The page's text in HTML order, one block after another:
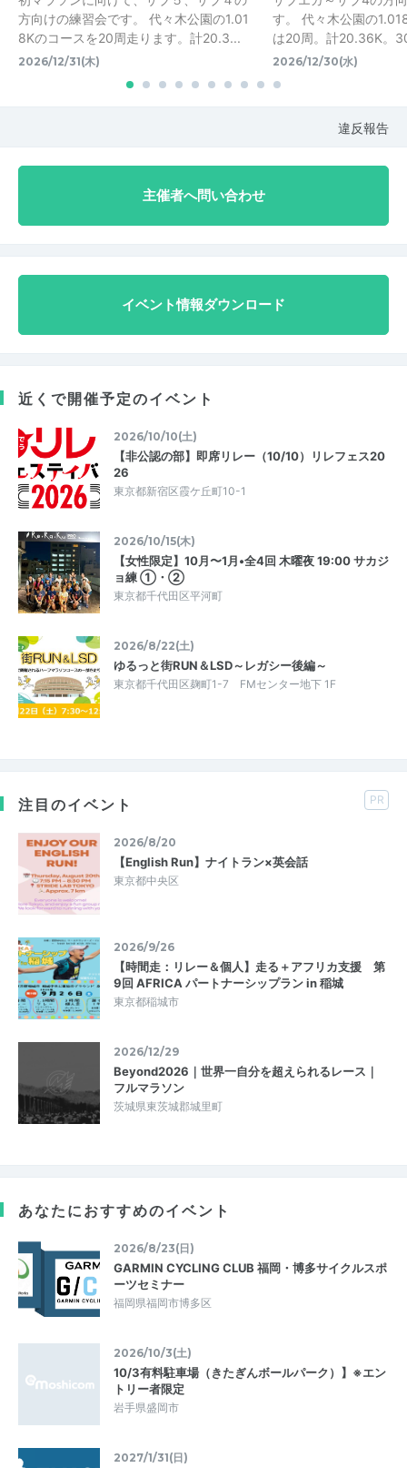
方向けの練習会です。 代々木公園の1.01
8Kのコースを20周走ります。計20.3...
2026/12/31(木)
す。 代々木公園の
は20周。計20.36K。
2026/12/30(水)
違反報告
主催者へ問い合わせ
イベント情報ダウンロード
近くで開催予定のイベント
2026/10/10(土)
【非公認の部】即席リレー（10/10）リレフェス20
26
東京都新宿区霞ケ丘町10-1
2026/10/15(木)
【女性限定】10月〜1月•全4回 木曜夜 19:00 サカジ
ョ練 ①・②
東京都千代田区平河町
2026/8/22(土)
ゆるっと街RUN＆LSD～レガシー後編～
東京都千代田区麹町1-7 FMセンター地下 1F
注目のイベント PR
2026/8/20
【English Run】ナイトラン×英会話
東京都中央区
2026/9/26
【時間走：リレー＆個人】走る＋アフリカ支援 第
9回 AFRICA パートナーシップラン in 稲城
東京都稲城市
2026/12/29
Beyond2026｜世界一自分を超えられるレース｜
フルマラソン
茨城県東茨城郡城里町
あなたにおすすめのイベント
2026/8/23(日)
GARMIN CYCLING CLUB 福岡・博多サイクルスポ
ーツセミナー
福岡県福岡市博多区
2026/10/3(土)
10/3有料駐車場（きたぎんボールパーク）】※エン
トリー者限定
岩手県盛岡市
2027/1/31(日)